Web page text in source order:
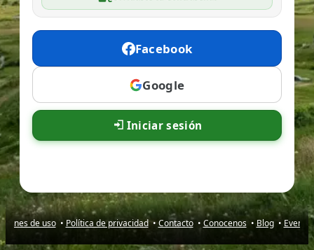
Facebook
Google
Iniciar sesión
de uso• Política de privacidad• Contacto• Conocenos • Blog• Eventos